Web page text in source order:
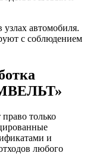
узлах автомобиля.
с соблюдением
только
и
любого